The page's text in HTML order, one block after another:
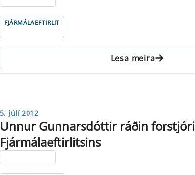
FJÁRMÁLAEFTIRLIT
Lesa meira
5. júlí 2012
Unnur Gunnarsdóttir ráðin forstjóri
Fjármálaeftirlitsins